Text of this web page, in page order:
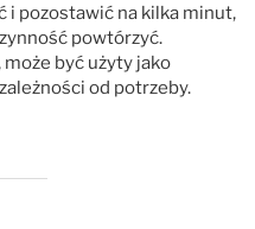
i pozostawić na kilka minut,
powtórzyć.
być użyty jako
od potrzeby.